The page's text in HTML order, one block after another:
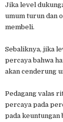
Jika level
umum turun dan
membeli.
Sebaliknya, jika
percaya bahwa
akan cenderung
Pedagang valas
percaya pada
pada keuntungan